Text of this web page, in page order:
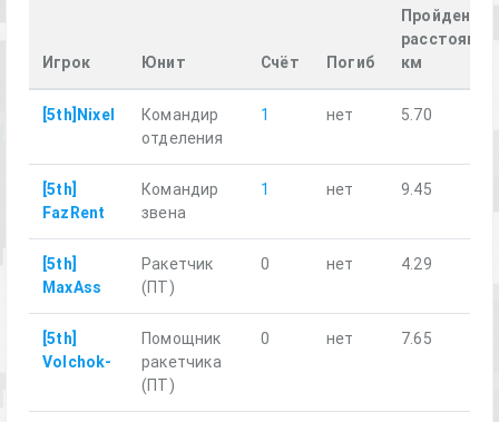
Игрок Юнит Счёт Погиб
Пройденное
расстояние,
км
[5th]Nixel
Командир
отделения
1 нет 5.70
[5th]
FazRent
Командир
звена
1 нет 9.45
[5th]
MaxAss
Ракетчик
(ПТ)
0 нет 4.29
[5th]
Volchok-
Помощник
ракетчика
(ПТ)
0 нет 7.65